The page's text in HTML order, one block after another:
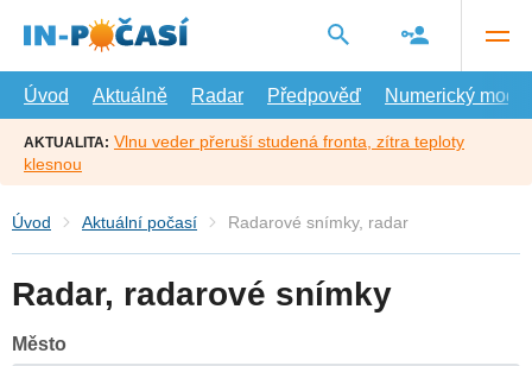
hlavní
Úvod
Aktuálně Radar Předpověď Numerický model
AKTUALITA: Vlnu veder přeruší studená fronta, zítra teploty
klesnou
Úvod Aktuální počasí Radarové snímky, radar
Radar, radarové snímky
Město